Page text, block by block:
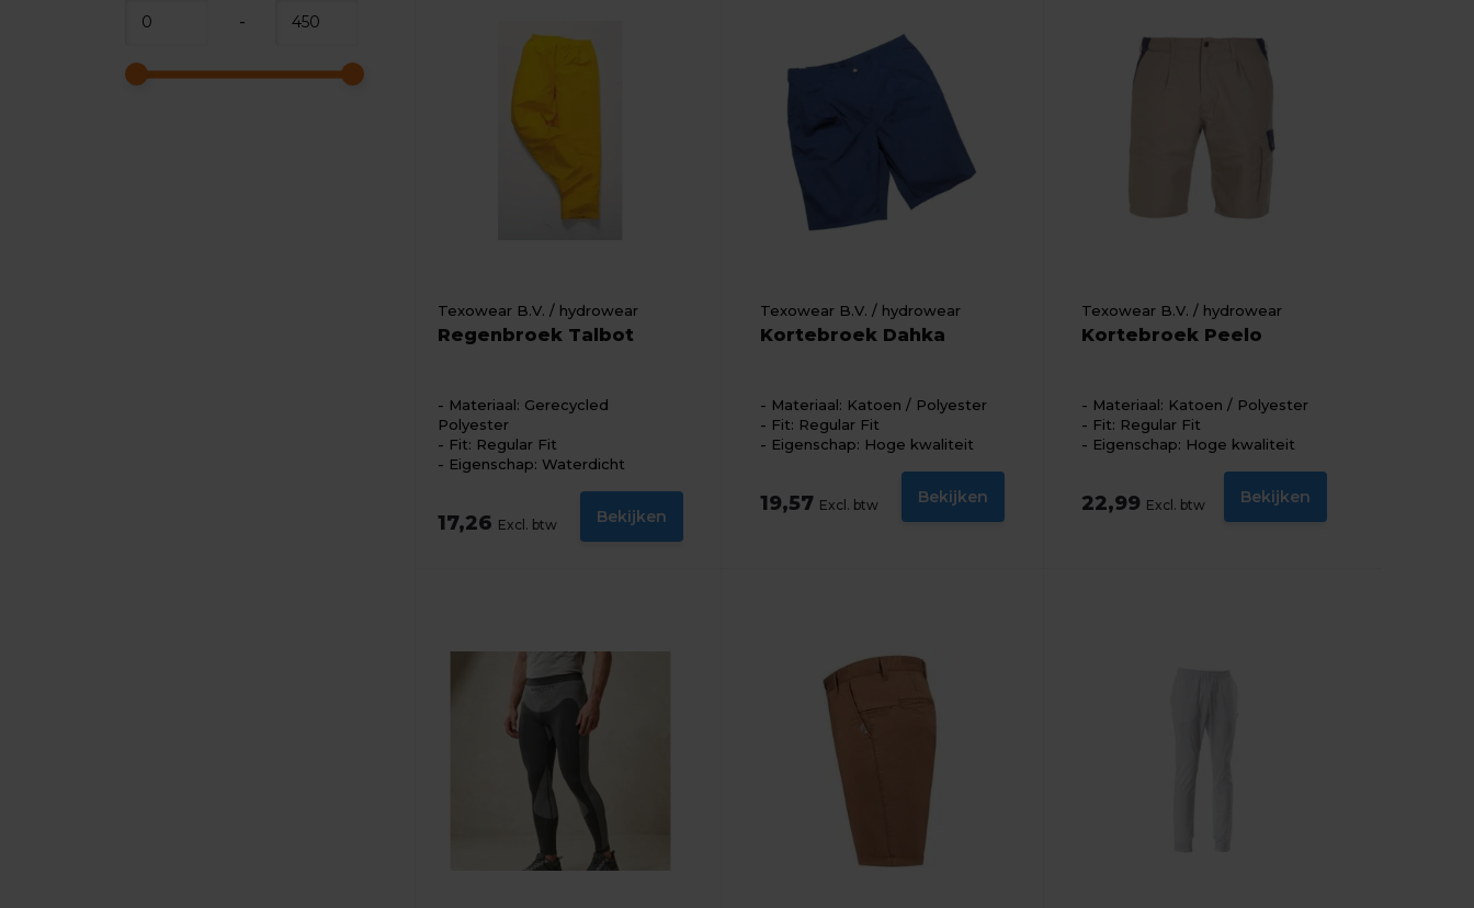
-
Texowear B.V. / hydrowear
Regenbroek Talbot
Materiaal: Gerecycled
Polyester
Fit: Regular Fit
Eigenschap: Waterdicht
17,26 Excl. btw Bekijken
Texowear B.V. / hydrowear
Kortebroek Dahka
Materiaal: Katoen / Polyester
Fit: Regular Fit
Eigenschap: Hoge kwaliteit
19,57 Excl. btw Bekijken
Texowear B.V. / hydrowear
Kortebroek Peelo
Materiaal: Katoen / Polyester
Fit: Regular Fit
Eigenschap: Hoge kwaliteit
22,99 Excl. btw Bekijken